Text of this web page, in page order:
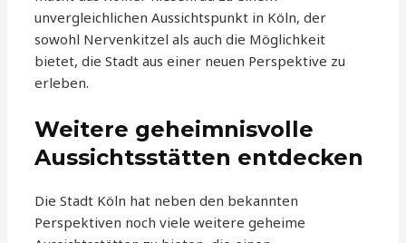
unvergleichlichen Aussichtspunkt in Köln, der
sowohl Nervenkitzel als auch die Möglichkeit
bietet, die Stadt aus einer neuen Perspektive zu
erleben.
Weitere geheimnisvolle
Aussichtsstätten entdecken
Die Stadt Köln hat neben den bekannten
Perspektiven noch viele weitere geheime